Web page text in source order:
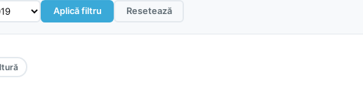
Aplică filtru Resetează